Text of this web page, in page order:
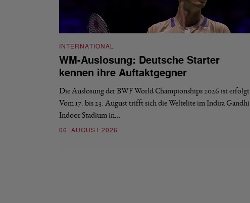
INTERNATIONAL
WM-Auslosung: Deutsche Starter
kennen ihre Auftaktgegner
Die Auslosung der BWF World Championships 2026 ist erfolgt.
Vom 17. bis 23. August trifft sich die Weltelite im Indira Gandhi
Indoor Stadium in…
06. AUGUST 2026